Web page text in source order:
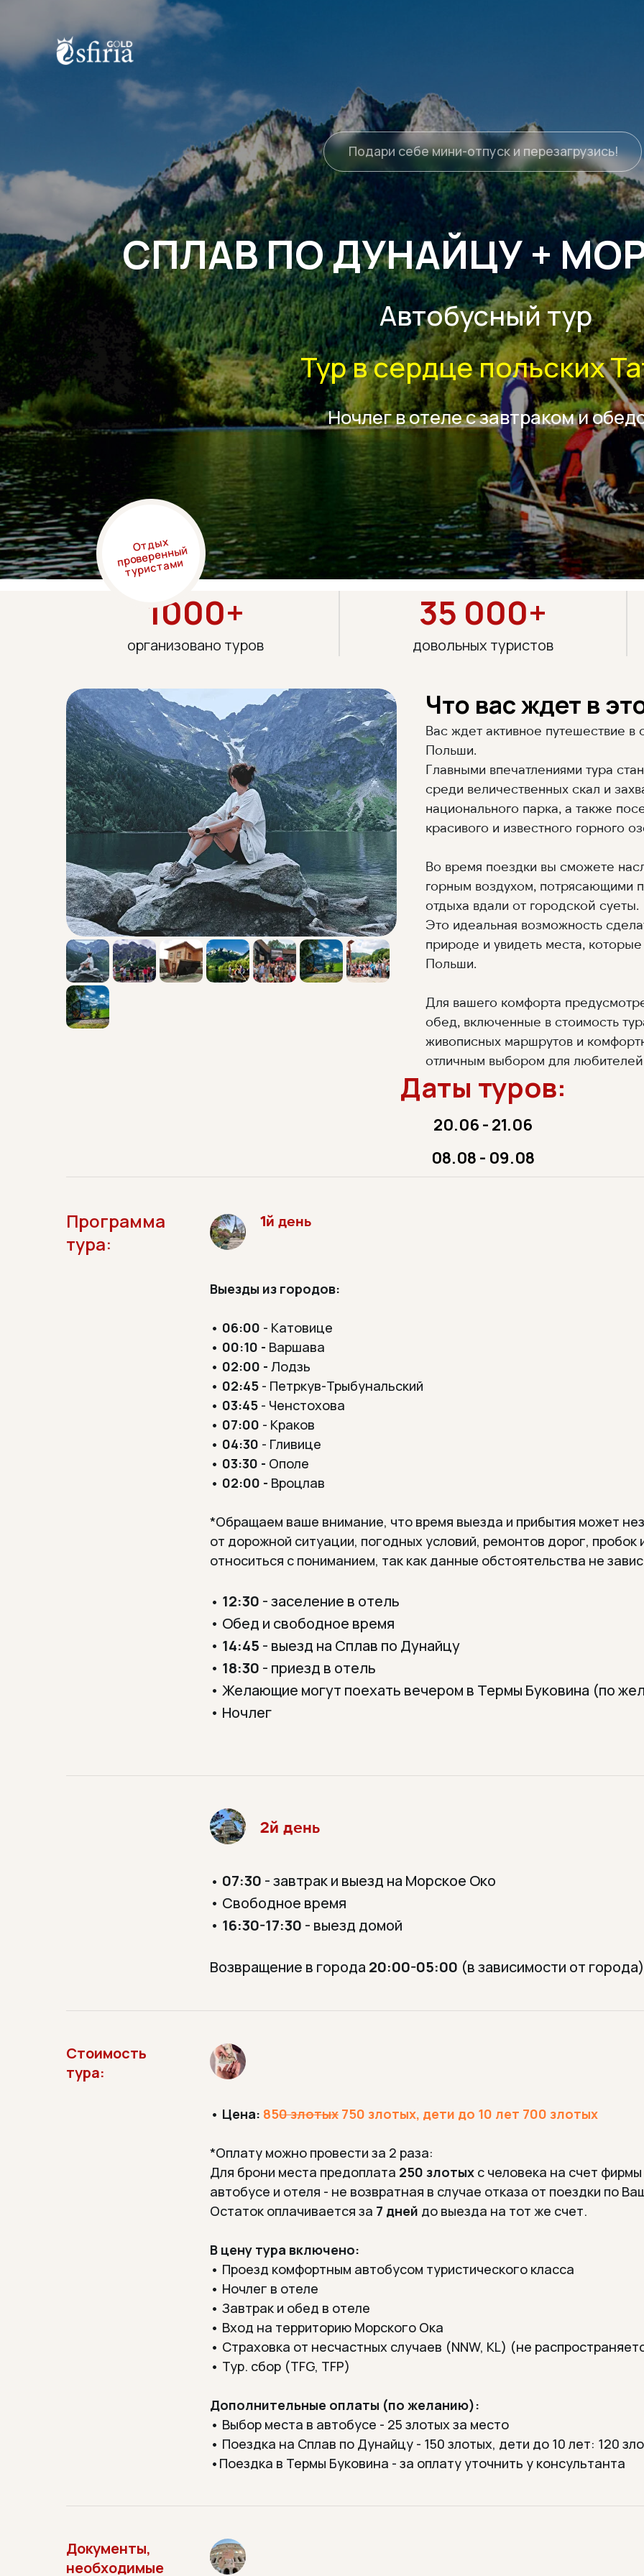
СПЛАВ ПО ДУНАЙЦУ +
Автобусный тур
Тур в сердце польских Татр
Ночлег в отеле с завтраком и обедом
Подари себе мини-отпуск и перезагрузись!
проверенный
туристами
1000+
организовано туров
35 000+
довольных туристов
Что вас ждет в
Вас ждет активное путешествие
Польши.
Главными впечатлениями тура
среди величественных скал и
национального парка, а также
красивого и известного горного
Во время поездки вы сможете
горным воздухом, потрясающими
отдыха вдали от городской суеты.
Это идеальная возможность
природе и увидеть места,
Польши.
Для вашего комфорта
обед, включенные в стоимость
живописных маршрутов и
отличным выбором для
Даты туров:
20.06 - 21.06
08.08 - 09.08
Программа
тура:
1й день
Выезды из городов:
• 06:00 - Катовице
• 00:10 - Варшава
• 02:00 - Лодзь
• 02:45 - Петркув-Трыбунальский
• 03:45 - Ченстохова
• 07:00 - Краков
• 04:30 - Гливице
• 03:30 - Ополе
• 02:00 - Вроцлав
*Обращаем ваше внимание, что время выезда и прибытия может
от дорожной ситуации, погодных условий, ремонтов дорог,
относиться с пониманием, так как данные обстоятельства не
• 12:30 - заселение в отель
• Обед и свободное время
• 14:45 - выезд на Сплав по Дунайцу
• 18:30 - приезд в отель
• Желающие могут поехать вечером в Термы Буковина (по
• Ночлег
2й день
• 07:30 - завтрак и выезд на Морское Око
• Свободное время
• 16:30-17:30 - выезд домой
Возвращение в города 20:00-05:00 (в зависимости от города)
Стоимость
тура:
• Цена: 850 злотых 750 злотых, дети до 10 лет 700 злотых
*Оплату можно провести за 2 раза:
Для брони места предоплата 250 злотых с человека на счет
автобусе и отеля - не возвратная в случае отказа от поездки по
Остаток оплачивается за 7 дней до выезда на тот же счет.
В цену тура включено:
• Проезд комфортным автобусом туристического класса
• Ночлег в отеле
• Завтрак и обед в отеле
• Вход на территорию Морского Ока
• Страховка от несчастных случаев (NNW, KL) (не
• Тур. сбор (TFG, TFP)
Дополнительные оплаты (по желанию):
• Выбор места в автобусе - 25 злотых за место
• Поездка на Сплав по Дунайцу - 150 злотых, дети до 10 лет: 120
•Поездка в Термы Буковина - за оплату уточнить у консультанта
Документы,
необходимые